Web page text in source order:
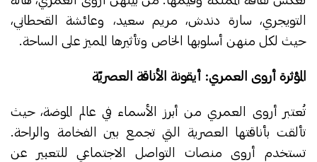
التويجري، سارة دندش، مريم سعيد، وعائشة القحطاني،
حيث لكل منهن أسلوبها الخاص وتأثيرها المميز على الساحة.
المؤثرة أروى العمري: أيقونة الأناقة العصريّة
تُعتبر أروى العمري من أبرز الأسماء في عالم الموضة، حيث
تألقت بأناقتها العصرية التي تجمع بين الفخامة والراحة.
تستخدم أروى منصات التواصل الاجتماعي للتعبير عن